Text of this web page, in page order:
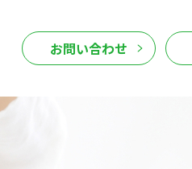
お問い合わせ